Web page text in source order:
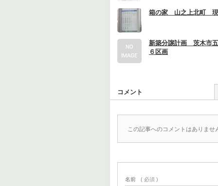
箱の家 山之上北町
新築分譲計画 茨木市
６区画
コメント
この記事へのコメントはありませ
名前 ( 必須 )